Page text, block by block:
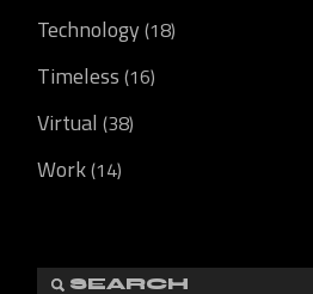
Technology (18)
Timeless (16)
Virtual (38)
Work(14)